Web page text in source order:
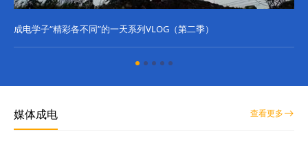
成电学子“精彩各不同”的一天系列VLOG（第二季）
媒体成电 查看更多